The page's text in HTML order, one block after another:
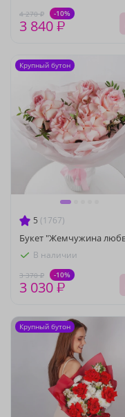
4 270 ₽ -10%
3 840 ₽
5 (1767)
Букет "Жемчужина
В наличии
3 370 ₽ -10%
3 030 ₽
Крупный бутон
Крупный бутон